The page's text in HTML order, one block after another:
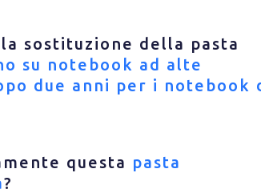
sostituzione della pasta
su notebook ad alte
due anni per i notebook
questa pasta
?